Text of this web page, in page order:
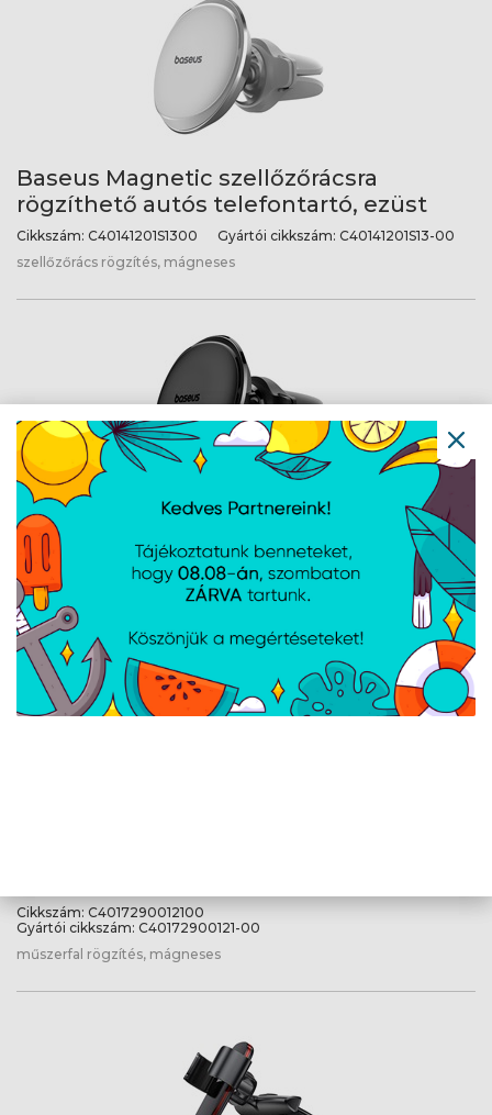
Baseus Magnetic szellőzőrácsra
rögzíthető autós telefontartó, ezüst
Cikkszám: C40141201S1300 Gyártói cikkszám: C40141201S13-00
szellőzőrács rögzítés, mágneses
Baseus Magnetic szellőzőrácsra
rögzíthető autós telefontartó, fekete
Cikkszám: C4014120111300 Gyártói cikkszám:C40141201113-00
szellőzőrács rögzítés, mágneses
Cikkszám: C4017290012100
Gyártói cikkszám: C40172900121-00
műszerfal rögzítés, mágneses